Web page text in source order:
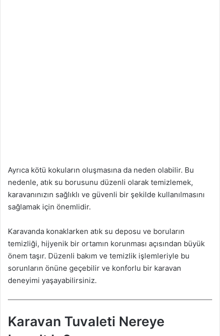
Ayrıca kötü kokuların oluşmasına da neden olabilir. Bu
nedenle, atık su borusunu düzenli olarak temizlemek,
karavanınızın sağlıklı ve güvenli bir şekilde kullanılmasını
sağlamak için önemlidir.
Karavanda konaklarken atık su deposu ve boruların
temizliği, hijyenik bir ortamın korunması açısından büyük
önem taşır. Düzenli bakım ve temizlik işlemleriyle bu
sorunların önüne geçebilir ve konforlu bir karavan
deneyimi yaşayabilirsiniz.
Karavan Tuvaleti Nereye